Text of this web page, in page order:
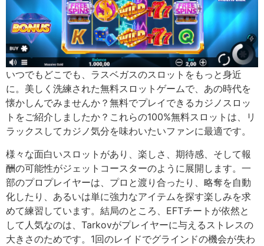
いつでもどこでも、ラスベガスのスロットをもっと身近
に。美しく洗練された無料スロットゲームで、あの時代を
懐かしんでみませんか？無料でプレイできるカジノスロッ
トをご紹介しましたか？これらの100%無料スロットは、リ
ラックスしてカジノ気分を味わいたいファンに最適です。
様々な面白いスロットがあり、楽しさ、期待感、そして報
酬の可能性がジェットコースターのように展開します。一
部のプロプレイヤーは、プロと渡り合ったり、略奪を自動
化したり、あるいは単に強力なアイテムを探す楽しみを求
めて練習しています。結局のところ、EFTチートが依然と
して人気なのは、Tarkovがプレイヤーに与えるストレスの
大きさのためです。1回のレイドでグラインドの機会が失わ